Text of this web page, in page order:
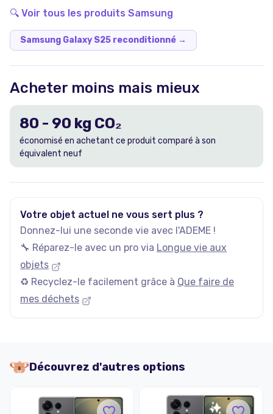
🔍 Voir tous les produits Samsung
Samsung Galaxy S25 reconditionné →
Acheter moins mais mieux
80 - 90 kg CO₂
économisé en achetant ce produit comparé à son
équivalent neuf
Votre objet actuel ne vous sert plus ?
Donnez-lui une seconde vie avec l'ADEME !
🔧 Réparez-le avec un pro via Longue vie aux
objets
♻️ Recyclez-le facilement grâce à Que faire de
mes déchets
Découvrez d'autres options